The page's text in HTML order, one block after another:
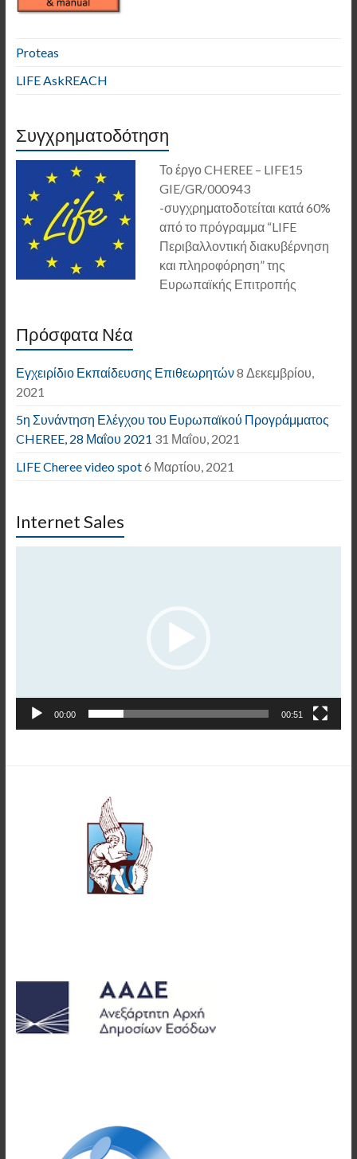
Proteas
LIFE AskREACH
Συγχρηματοδότηση
Το έργο CHEREE – LIFE15
GIE/GR/000943
-συγχρηματοδοτείται κατά 60%
από το πρόγραμμα “LIFE
Περιβαλλοντική διακυβέρνηση
και πληροφόρηση” της
Ευρωπαϊκής Επιτροπής
Πρόσφατα Νέα
Εγχειρίδιο Εκπαίδευσης Επιθεωρητών8 Δεκεμβρίου,
2021
5η Συνάντηση Ελέγχου του Ευρωπαϊκού Προγράμματος
CHEREE, 28 Μαΐου 2021 31 Μαΐου, 2021
LIFE Cheree video spot6 Μαρτίου, 2021
Internet Sales
00:00 00:51